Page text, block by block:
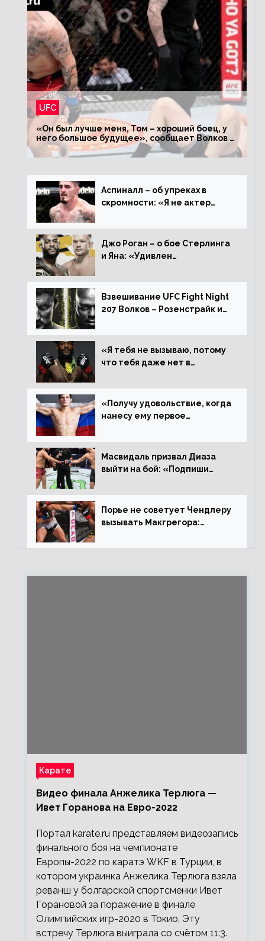
UFC
«Он был лучше меня, Том – хороший боец, у
него большое будущее», сообщает Волков –
о поражении Аспиналлу
Аспиналл – об упреках в
скромности: «Я не актер
дерьмо»
Джо Роган – о бое Стерлинга
и Яна: «Удивлен
Алджамейн определенно
выиграл»
Взвешивание UFC Fight Night
207 Волков – Розенстрайк и
«Я тебя не вызываю, потому
что тебя даже нет в
пауза», сообщает Стерлинг
ответил Сехудо
«Получу удовольствие, когда
нанесу ему первое
Иге – про бой с Евлоевым
Масвидаль призвал Диаза
выйти на бой: «Подпиши
повторим»
Порье не советует Чендлеру
вызывать Макгрегора:
каждом бою, а Конор умеет
Карате
Видео финала Анжелика Терлюга —
Ивет Горанова на Евро-2022
Портал karate.ru представляем видеозапись
финального боя на чемпионате
Европы-2022 по каратэ WKF в Турции, в
котором украинка Анжелика Терлюга взяла
реванш у болгарской спортсменки Ивет
Горановой за поражение в финале
Олимпийских игр-2020 в Токио. Эту
встречу Терлюга выиграла со счётом 11:3.